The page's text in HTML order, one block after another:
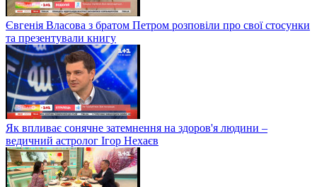
Євгенія Власова з братом Петром розповіли про свої стосунки
та презентували книгу
Як впливає сонячне затемнення на здоров'я людини –
ведичний астролог Ігор Нехаєв